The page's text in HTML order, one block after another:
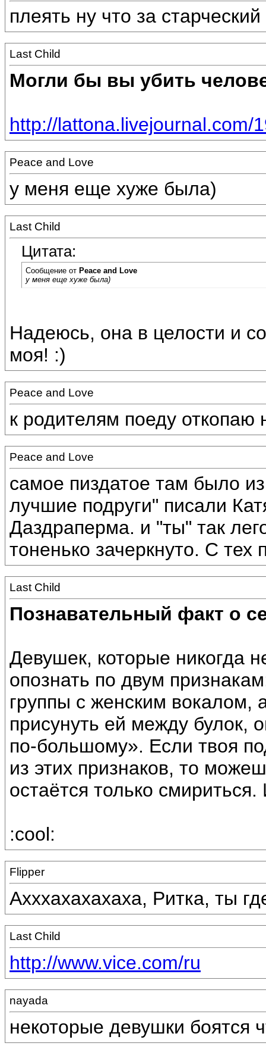
плеять ну что за
Last Child
Могли бы вы убить
http://lattona.livejournal.com/
Peace and Love
у меня еще хуже была)
Last Child
Цитата:
Сообщение от Peace and Love
у меня еще хуже была)
Надеюсь, она в целости и
моя! :)
Peace and Love
к родителям поеду откопаю
Peace and Love
самое пиздатое там было
лучшие подруги" писали
Даздраперма. и "ты" так
тоненько зачеркнуто. С
Last Child
Познавательный факт о
Девушек, которые никогда
опознать по двум
группы с женским вокалом,
присунуть ей между булок,
по-большому». Если твоя
из этих признаков, то
остаётся только
:cool:
Flipper
Ахххахахахаха, Ритка, ты
Last Child
http://www.vice.com/ru
nayada
некоторые девушки боятся